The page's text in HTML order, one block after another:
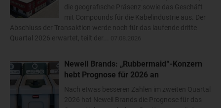
die geografische Präsenz sowie das Geschäft
mit Compounds für die Kabelindustrie aus. Der
Abschluss der Transaktion werde noch für das laufende dritte
Quartal 2026 erwartet, teilt der...
Newell Brands: „Rubbermaid“-Konzern
hebt Prognose für 2026 an
Nach etwas besseren Zahlen im zweiten Quartal
2026 hat Newell Brands die Prognose für das